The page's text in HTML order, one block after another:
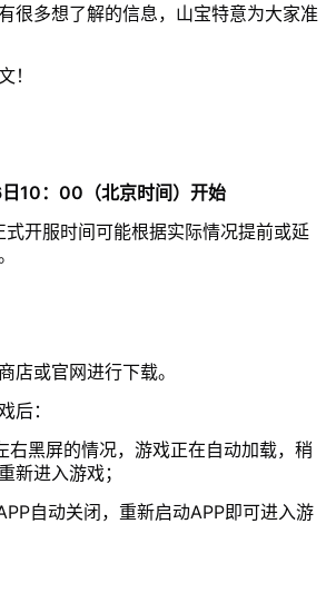
很多想了解的信息，山宝特意为大家准
！
10：00（北京时间）开始
开服时间可能根据实际情况提前或延
店或官网进行下载。
后：
右黑屏的情况，游戏正在自动加载，稍
新进入游戏；
自动关闭，重新启动APP即可进入游